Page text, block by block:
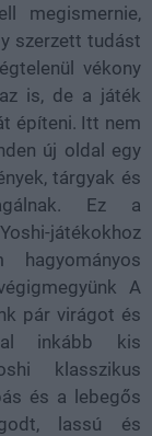
megismernie,
szerzett tudást
vékony
is, de a játék
építeni. Itt nem
új oldal egy
tárgyak és
Ez a
játékokhoz
A
pár virágot és
inkább kis
klasszikus
és a lebegős
lassú és